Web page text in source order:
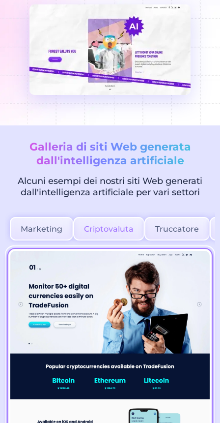
Galleria di siti Web generata
dall'intelligenza artificiale
Alcuni esempi dei nostri siti Web generati
dall'intelligenza artificiale per vari settori
Marketing Criptovaluta Truccatore